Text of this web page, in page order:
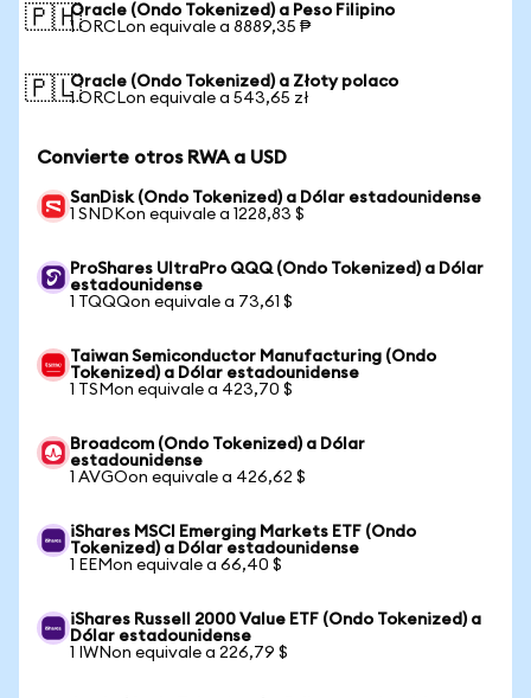
🇵🇭Oracle (Ondo Tokenized) a Peso Filipino
1 ORCLon equivale a 8889,35 ₱
🇵🇱Oracle (Ondo Tokenized) a Złoty polaco
1 ORCLon equivale a 543,65 zł
Convierte otros RWA a USD
SanDisk (Ondo Tokenized) a Dólar estadounidense
1 SNDKon equivale a 1228,83 $
ProShares UltraPro QQQ (Ondo Tokenized) a Dólar
estadounidense
1 TQQQon equivale a 73,61 $
Taiwan Semiconductor Manufacturing (Ondo
Tokenized) a Dólar estadounidense
1 TSMon equivale a 423,70 $
Broadcom (Ondo Tokenized) a Dólar
estadounidense
1 AVGOon equivale a 426,62 $
iShares MSCI Emerging Markets ETF (Ondo
Tokenized) a Dólar estadounidense
1 EEMon equivale a 66,40 $
iShares Russell 2000 Value ETF (Ondo Tokenized) a
Dólar estadounidense
1 IWNon equivale a 226,79 $